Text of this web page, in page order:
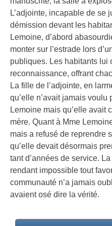
L’adjointe, incapable de se
démission devant les
Lemoine, d’abord
monter sur l’estrade lors
publiques. Les habitants lui
reconnaissance, offrant
La fille de l’adjointe, en
qu’elle n’avait jamais
Lemoine mais qu’elle avait
mère. Quant à Mme
mais a refusé de reprendre
qu’elle devait désormais
tant d’années de service.
rendant impossible tout
communauté n’a jamais
avaient osé dire la vérité.